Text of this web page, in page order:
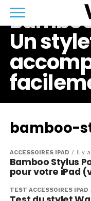
Un
bamboo-
ACCESSOIRES IPAD Il y
Bamboo Stylus
pour votre iPad
TEST ACCESSOIRES IPAD